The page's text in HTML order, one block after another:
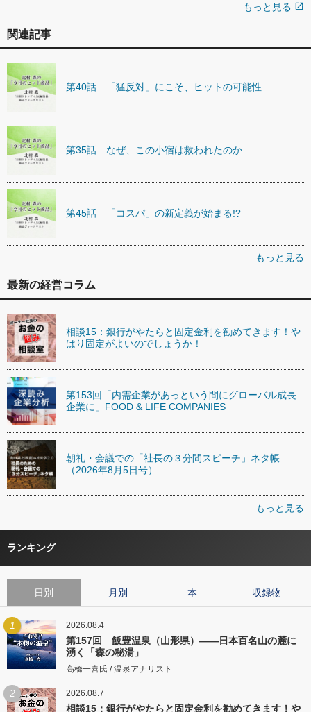
もっと見る open_in_new
関連記事
第40話 「猛反対」にこそ、ヒットの可能性
第35話 なぜ、この小宿は救われたのか
第45話 「コスパ」の新定義が始まる!?
もっと見る
最新の経営コラム
相談15：銀行がやたらと固定金利を勧めてきます！や
はり固定がよいのでしょうか！
第153回「内需企業があっという間にグローバル成長
企業に」FOOD & LIFE COMPANIES
朝礼・会議での「社長の３分間スピーチ」ネタ帳
（2026年8月5日号）
もっと見る
ランキング
日別 月別 本 収録物
1 2026.08.4
第157回 飯豊温泉（山形県）――日本百名山の麓に
湧く「森の秘湯」
高橋一喜氏 / 温泉アナリスト
2 2026.08.7
相談15：銀行がやたらと固定金利を勧めてきます！や